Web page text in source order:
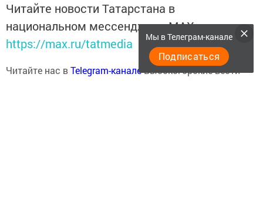
Читайте новости Татарстана в
национальном мессенджере MАХ:
https://max.ru/tatmedia
Читайте нас вTelegram-каналеВысокогорские вести
Мы в Телеграм-канале
Подписаться